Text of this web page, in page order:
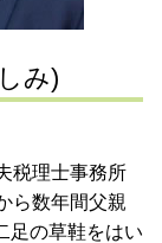
み)
税理士事務所
ら数年間父親
足の草鞋をはい